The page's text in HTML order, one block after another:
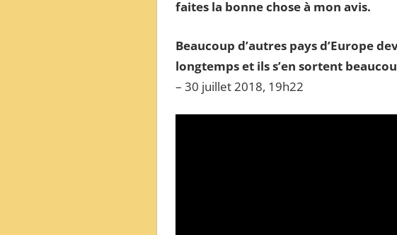
faites la bonne chose à mon avis.
Beaucoup d’autres pays d’Europe
longtemps et ils s’en sortent
– 30 juillet 2018, 19h22